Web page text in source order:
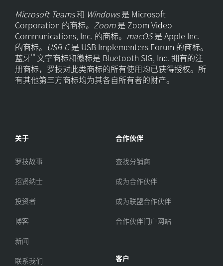
Microsoft Teams和 Windows是 Microsoft
Corporation 的商标。 Zoom是 Zoom Video
Communications, Inc. 的商标。 macOS是 Apple Inc.
的商标。 USB-C是 USB Implementers Forum 的商标。
蓝牙™ 文字商标和徽标是 Bluetooth SIG, Inc. 拥有的注
册商标，罗技对此类商标的所有使用均已获得授权。所
有其他第三方商标均为其各自所有者的财产。
关于
罗技故事
招贤纳士
投资者
博客
新闻
联系我们
合作伙伴
查找分销商
成为合作伙伴
成为联盟合作伙伴
合作伙伴门户网站
客户